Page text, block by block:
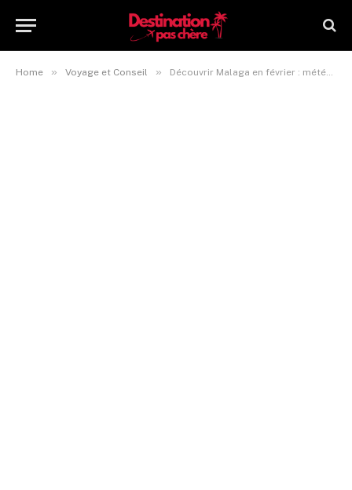
Home » Voyage et Conseil » Découvrir Malaga en février : météo, activités, avis et évènements !